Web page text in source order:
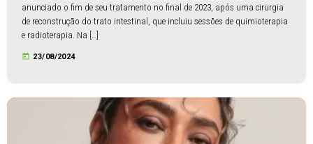
anunciado o fim de seu tratamento no final de 2023, após uma cirurgia
de reconstrução do trato intestinal, que incluiu sessões de quimioterapia
e radioterapia. Na […]
today 23/08/2024